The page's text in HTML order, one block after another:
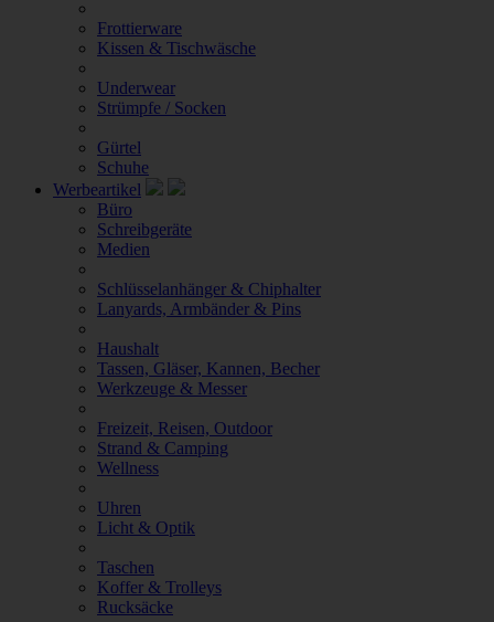
Frottierware
Kissen & Tischwäsche
Underwear
Strümpfe / Socken
Gürtel
Schuhe
Werbeartikel
Büro
Schreibgeräte
Medien
Schlüsselanhänger & Chiphalter
Lanyards, Armbänder & Pins
Haushalt
Tassen, Gläser, Kannen, Becher
Werkzeuge & Messer
Freizeit, Reisen, Outdoor
Strand & Camping
Wellness
Uhren
Licht & Optik
Taschen
Koffer & Trolleys
Rucksäcke